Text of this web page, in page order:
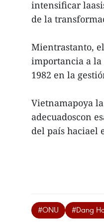
intensificar
de la
Mientrastanto,
importancia a la
1982 en la
Vietnamapoya
adecuadoscon
del país haciael
#ONU #Dang